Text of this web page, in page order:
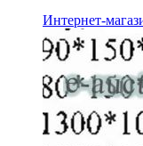
Интернет-